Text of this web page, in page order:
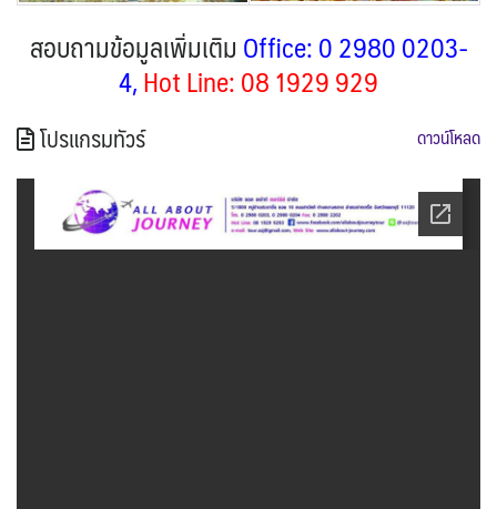
สอบถามข้อมูลเพิ่มเติม Office: 0 2980 0203-
4,Hot Line: 08 1929 929
โปรแกรมทัวร์ ดาวน์โหลด